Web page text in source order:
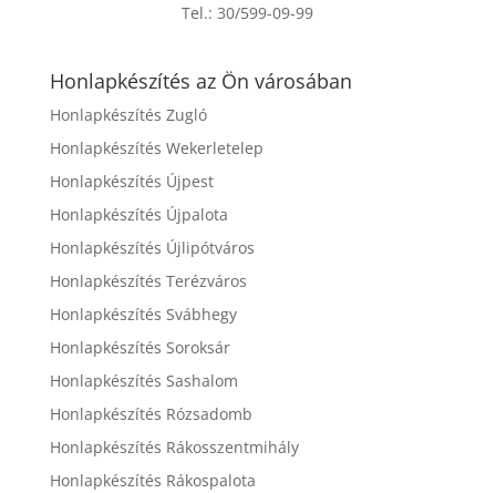
Tel.:30/599-09-99
Honlapkészítés az Ön városában
Honlapkészítés Zugló
Honlapkészítés Wekerletelep
Honlapkészítés Újpest
Honlapkészítés Újpalota
Honlapkészítés Újlipótváros
Honlapkészítés Terézváros
Honlapkészítés Svábhegy
Honlapkészítés Soroksár
Honlapkészítés Sashalom
Honlapkészítés Rózsadomb
Honlapkészítés Rákosszentmihály
Honlapkészítés Rákospalota